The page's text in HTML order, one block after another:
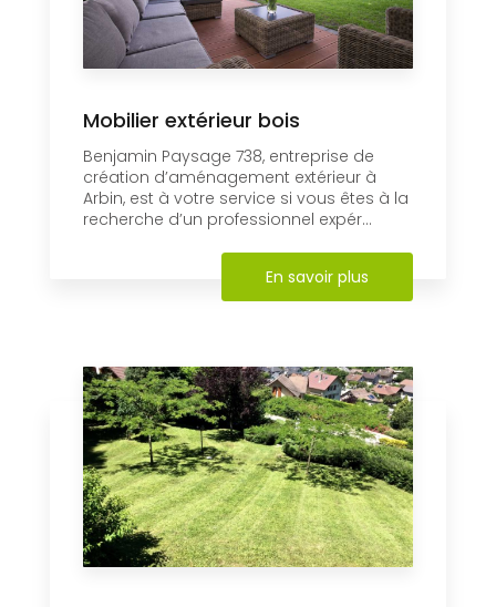
Mobilier extérieur bois
Benjamin Paysage 738, entreprise de
création d’aménagement extérieur à
Arbin, est à votre service si vous êtes à la
recherche d’un professionnel expér...
En savoir plus